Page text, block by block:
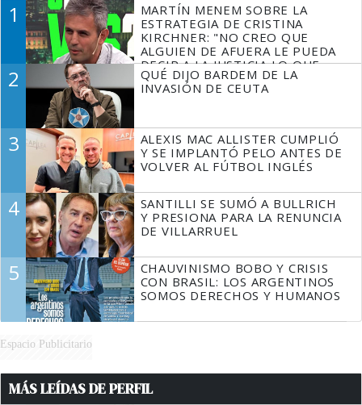
1
MARTÍN MENEM SOBRE LA
ESTRATEGIA DE CRISTINA
KIRCHNER: "NO CREO QUE
ALGUIEN DE AFUERA LE PUEDA
DECIR A LA JUSTICIA LO QUE
TIENE QUE HACER"
2
QUÉ DIJO BARDEM DE LA
INVASIÓN DE CEUTA
3
ALEXIS MAC ALLISTER CUMPLIÓ
Y SE IMPLANTÓ PELO ANTES DE
VOLVER AL FÚTBOL INGLÉS
4
SANTILLI SE SUMÓ A BULLRICH
Y PRESIONA PARA LA RENUNCIA
DE VILLARRUEL
5
CHAUVINISMO BOBO Y CRISIS
CON BRASIL: LOS ARGENTINOS
SOMOS DERECHOS Y HUMANOS
Espacio Publicitario
MÁS LEÍDAS DE PERFIL